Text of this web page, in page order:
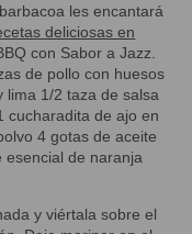
les encantará
deliciosas en
con Sabor a Jazz.
de pollo con huesos
lima 1/2 taza de salsa
cucharadita de ajo en
4 gotas de aceite
esencial de naranja
y viértala sobre el